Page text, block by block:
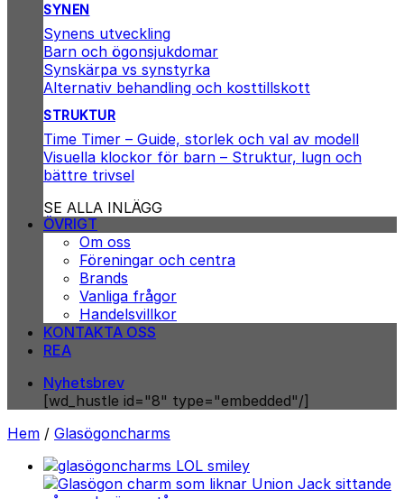
SYNEN
Synens utveckling
Barn och ögonsjukdomar
Synskärpa vs synstyrka
Alternativ behandling och kosttillskott
STRUKTUR
Time Timer – Guide, storlek och val av modell
Visuella klockor för barn – Struktur, lugn och
bättre trivsel
SE ALLA INLÄGG
ÖVRIGT
Om oss
Föreningar och centra
Brands
Vanliga frågor
Handelsvillkor
KONTAKTA OSS
REA
Nyhetsbrev
[wd_hustle id="8" type="embedded"/]
Hem / Glasögoncharms